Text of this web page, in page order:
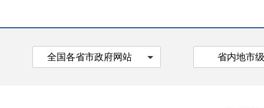
全国各省市政府网站 省内地市